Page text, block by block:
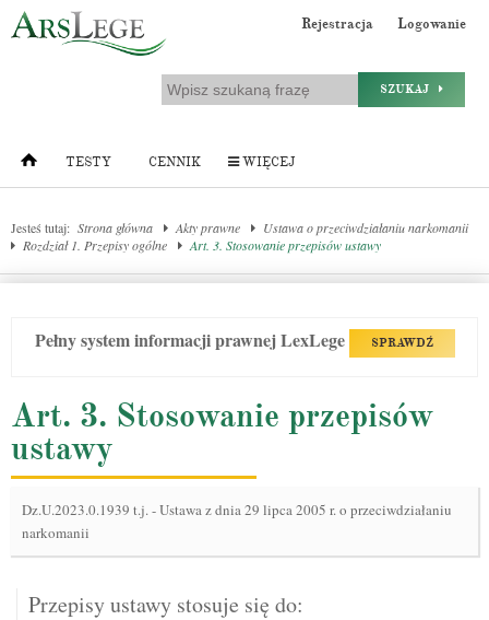
Rejestracja Logowanie
SZUKAJ
TESTY CENNIK WIĘCEJ
Jesteś tutaj: Strona główna Akty prawne
Ustawa o przeciwdziałaniu narkomanii
Rozdział 1. Przepisy ogólne
Art. 3. Stosowanie przepisów ustawy
Pełny system informacji prawnej LexLege SPRAWDŹ
Art. 3. Stosowanie przepisów
ustawy
Dz.U.2023.0.1939 t.j.-Ustawa z dnia 29 lipca 2005 r. o przeciwdziałaniu
narkomanii
Przepisy ustawy stosuje się do: